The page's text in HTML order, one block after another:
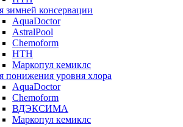
зимней консервации
AquaDoctor
AstralPool
Chemoform
HTH
Маркопул кемиклс
понижения уровня хлора
AquaDoctor
Chemoform
ВДЭКСИМА
Маркопул кемиклс